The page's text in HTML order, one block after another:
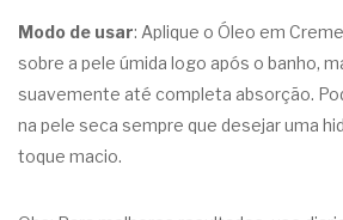
Modo de usar: Aplique o Óleo em
sobre a pele úmida logo após o banho,
suavemente até completa absorção.
na pele seca sempre que desejar uma
toque macio.